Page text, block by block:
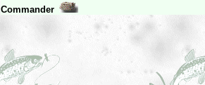
Commander